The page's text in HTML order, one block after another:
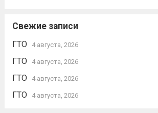
Свежие записи
ГТО 4 августа, 2026
ГТО 4 августа, 2026
ГТО 4 августа, 2026
ГТО 4 августа, 2026